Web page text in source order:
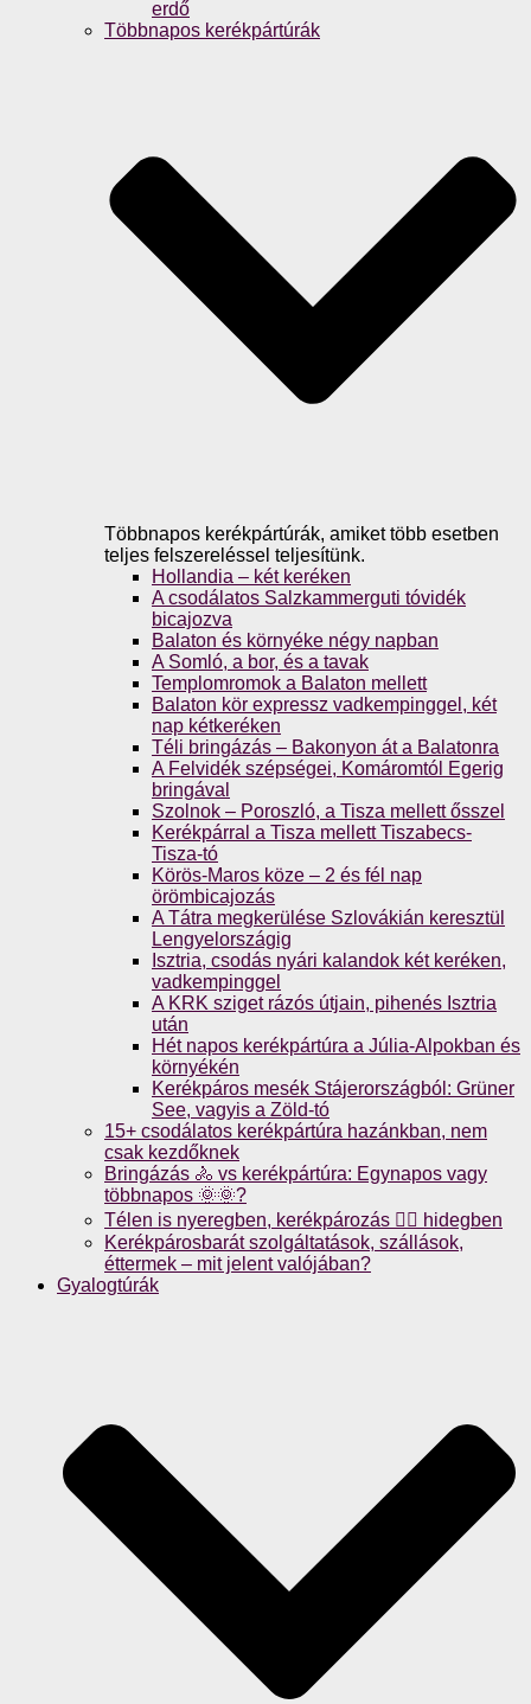
erdő
Többnapos kerékpártúrák
Többnapos kerékpártúrák, amiket több esetben
teljes felszereléssel teljesítünk.
Hollandia – két keréken
A csodálatos Salzkammerguti tóvidék
bicajozva
Balaton és környéke négy napban
A Somló, a bor, és a tavak
Templomromok a Balaton mellett
Balaton kör expressz vadkempinggel, két
nap kétkeréken
Téli bringázás – Bakonyon át a Balatonra
A Felvidék szépségei, Komáromtól Egerig
bringával
Szolnok – Poroszló, a Tisza mellett ősszel
Kerékpárral a Tisza mellett Tiszabecs-
Tisza-tó
Körös-Maros köze – 2 és fél nap
örömbicajozás
A Tátra megkerülése Szlovákián keresztül
Lengyelországig
Isztria, csodás nyári kalandok két keréken,
vadkempinggel
A KRK sziget rázós útjain, pihenés Isztria
után
Hét napos kerékpártúra a Júlia-Alpokban és
környékén
Kerékpáros mesék Stájerországból: Grüner
See, vagyis a Zöld-tó
15+ csodálatos kerékpártúra hazánkban, nem
csak kezdőknek
Bringázás 🚴 vs kerékpártúra: Egynapos vagy
többnapos 🌞🌞?
Télen is nyeregben, kerékpározás 🚴‍♀️ hidegben
Kerékpárosbarát szolgáltatások, szállások,
éttermek – mit jelent valójában?
Gyalogtúrák